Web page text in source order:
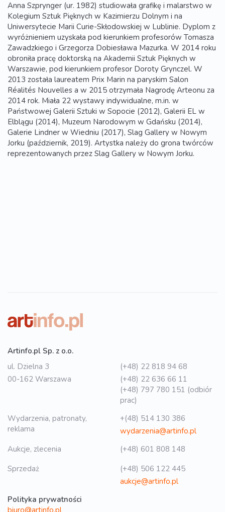
Anna Szprynger (ur. 1982) studiowała grafikę i malarstwo w
Kolegium Sztuk Pięknych w Kazimierzu Dolnym i na
Uniwersytecie Marii Curie-Skłodowskiej w Lublinie. Dyplom z
wyróżnieniem uzyskała pod kierunkiem profesorów Tomasza
Zawadzkiego i Grzegorza Dobiesława Mazurka. W 2014 roku
obroniła pracę doktorską na Akademii Sztuk Pięknych w
Warszawie, pod kierunkiem profesor Doroty Grynczel. W
2013 została laureatem Prix Marin na paryskim Salon
Réalités Nouvelles a w 2015 otrzymała Nagrodę Arteonu za
2014 rok. Miała 22 wystawy indywidualne, m.in. w
Państwowej Galerii Sztuki w Sopocie (2012), Galerii EL w
Elblągu (2014), Muzeum Narodowym w Gdańsku (2014),
Galerie Lindner w Wiedniu (2017), Slag Gallery w Nowym
Jorku (październik, 2019). Artystka należy do grona twórców
reprezentowanych przez Slag Gallery w Nowym Jorku.
Artinfo.pl Sp. z o.o.
ul. Dzielna 3
00-162 Warszawa
(+48) 22 818 94 68
(+48) 22 636 66 11
(+48) 797 780 151 (odbiór
prac)
Wydarzenia, patronaty,
reklama
+(48) 514 130 386
wydarzenia@artinfo.pl
Aukcje, zlecenia
(+48) 601 808 148
Sprzedaż
(+48) 506 122 445
aukcje@artinfo.pl
Polityka prywatności